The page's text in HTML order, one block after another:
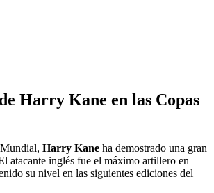
Harry Kane en las Copas
Harry Kane ha demostrado una gran
atacante inglés fue el máximo artillero en
su nivel en las siguientes ediciones del